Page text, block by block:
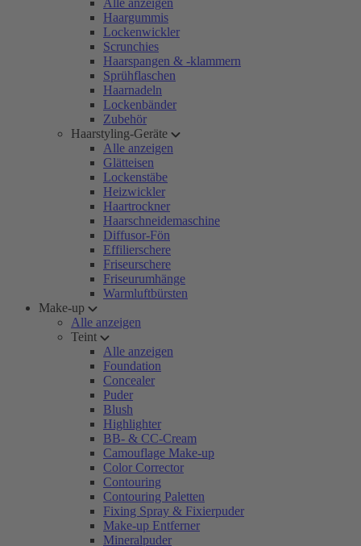
Alle anzeigen
Haargummis
Lockenwickler
Scrunchies
Haarspangen & -klammern
Sprühflaschen
Haarnadeln
Lockenbänder
Zubehör
Haarstyling-Geräte
Alle anzeigen
Glätteisen
Lockenstäbe
Heizwickler
Haartrockner
Haarschneidemaschine
Diffusor-Fön
Effilierschere
Friseurschere
Friseurumhänge
Warmluftbürsten
Make-up
Alle anzeigen
Teint
Alle anzeigen
Foundation
Concealer
Puder
Blush
Highlighter
BB- & CC-Cream
Camouflage Make-up
Color Corrector
Contouring
Contouring Paletten
Fixing Spray & Fixierpuder
Make-up Entferner
Mineralpuder